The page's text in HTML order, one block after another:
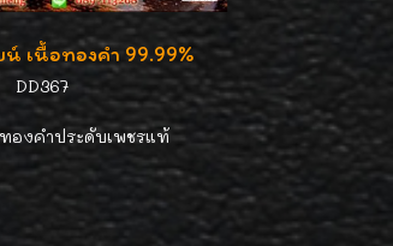
น์ เนื้อทองคำ 99.99%
DD367
องคำประดับเพชรแท้